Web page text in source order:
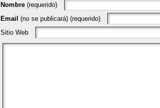
Nombre (requerido)
Email (no se publicará) (requerido)
Sitio Web